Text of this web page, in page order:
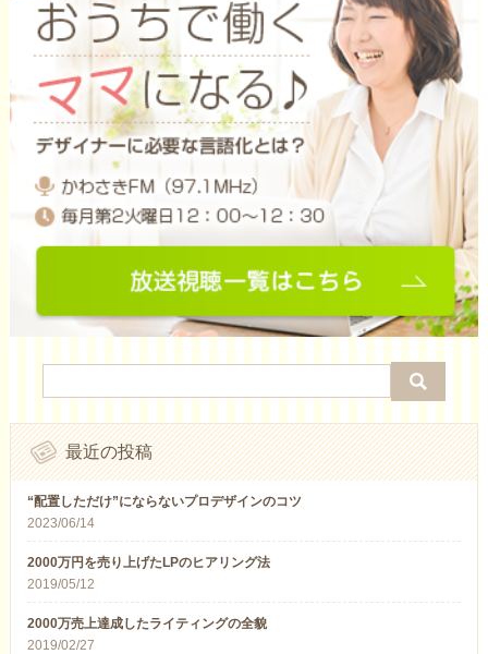
最近の投稿
“配置しただけ”にならないプロデザインのコツ
2023/06/14
2000万円を売り上げたLPのヒアリング法
2019/05/12
2000万売上達成したライティングの全貌
2019/02/27